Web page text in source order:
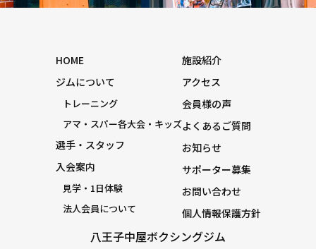
八王子中屋ボクシングジム
HOME
ジムについて
トレーニング
アマ・スパー各大会・キッズ
選手・スタッフ
入会案内
見学・1日体験
法人会員について
施設紹介
アクセス
会員様の声
よくあるご質問
お知らせ
サポーター募集
お問い合わせ
個人情報保護方針